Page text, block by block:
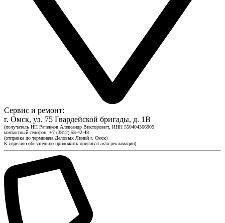
Сервис и ремонт:
г. Омск, ул. 75 Гвардейской бригады, д. 1В
(получатель ИП Раченков Александр Викторович, ИНН 550404366905
контактный телефон: +7 (3812) 58-42-48
(отправка до терминала Деловых Линий г. Омск)
К изделию обязательно приложить оригинал акта рекламации)